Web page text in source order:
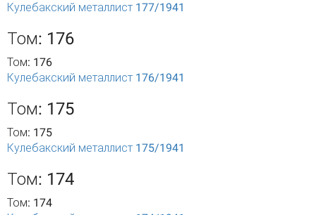
Кулебакский металлист 177/1941
Том: 176
Том: 176
Кулебакский металлист 176/1941
Том: 175
Том: 175
Кулебакский металлист 175/1941
Том: 174
Том: 174